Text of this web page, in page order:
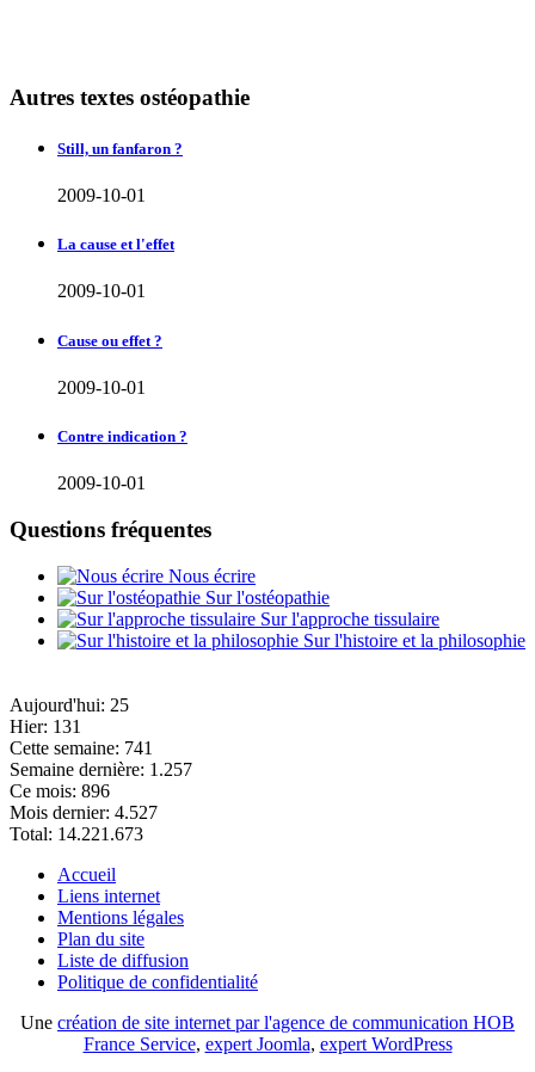
Autres textes ostéopathie
Still, un fanfaron ?
2009-10-01
La cause et l'effet
2009-10-01
Cause ou effet ?
2009-10-01
Contre indication ?
2009-10-01
Questions fréquentes
Nous écrire
Sur l'ostéopathie
Sur l'approche tissulaire
Sur l'histoire et la philosophie
Aujourd'hui: 25
Hier: 131
Cette semaine: 741
Semaine dernière: 1.257
Ce mois: 896
Mois dernier: 4.527
Total: 14.221.673
Accueil
Liens internet
Mentions légales
Plan du site
Liste de diffusion
Politique de confidentialité
Une création de site internet par l'agence de communication HOB
France Service, expert Joomla, expert WordPress